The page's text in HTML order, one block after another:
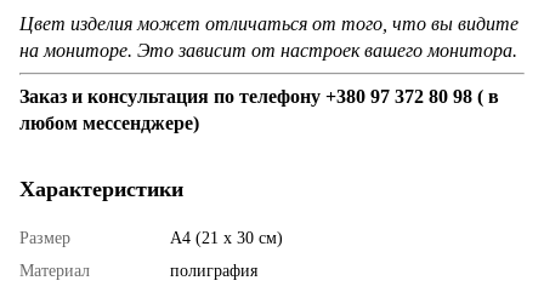
Цвет изделия может отличаться от того, что вы видите
на мониторе. Это зависит от настроек вашего монитора.
Заказ и консультация по телефону +380 97 372 80 98 ( в
любом мессенджере)
Характеристики
Размер
А4 (21 х 30 см)
Материал
полиграфия